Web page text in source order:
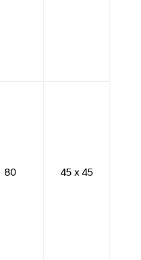
80 45 x 45